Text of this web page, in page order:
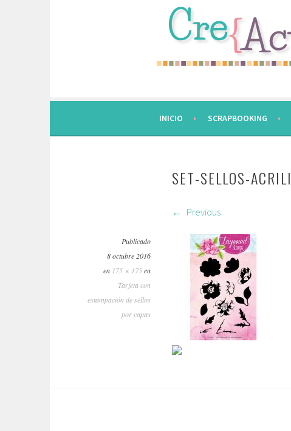
INICIO SCRAPBOOKING
SET-SELLOS-
Previous
Publicado
8 octubre 2016
en 175 × 175en
Tarjeta con
estampación de sellos
por capas